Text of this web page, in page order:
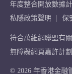
年度整合開放數據
私隱政策聲明
保
符合萬維網聯盟有
無障礙網頁嘉許計劃
© 2026 年香港金融